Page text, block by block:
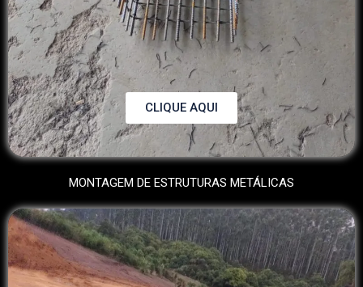
CLIQUE AQUI
MONTAGEM DE ESTRUTURAS METÁLICAS